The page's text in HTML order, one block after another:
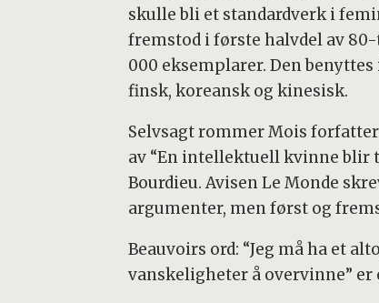
skulle bli et standardverk i
fremstod i første halvdel av
000 eksemplarer. Den
finsk, koreansk og kinesisk.
Selvsagt rommer Mois
av “En intellektuell kvinne blir
Bourdieu. Avisen Le Monde
argumenter, men først og
Beauvoirs ord: “Jeg må ha et
vanskeligheter å overvinne” er